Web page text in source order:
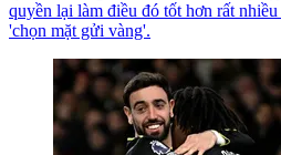
quyền lại làm điều đó tốt hơn rất
'chọn mặt gửi vàng'.